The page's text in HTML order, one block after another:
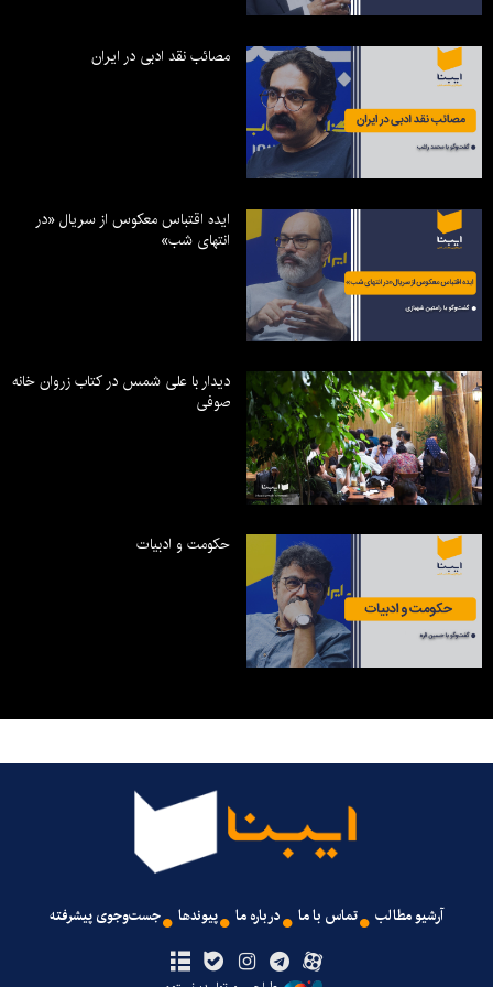
مصائب نقد ادبی در ایران
ایده اقتباس معکوس از سریال «در
انتهای شب»
دیدار با علی شمس در کتاب زروان خانه
صوفی
حکومت و ادبیات
آرشیو مطالب تماس با ما درباره ما پیوندها جست‌وجوی پیشرفته